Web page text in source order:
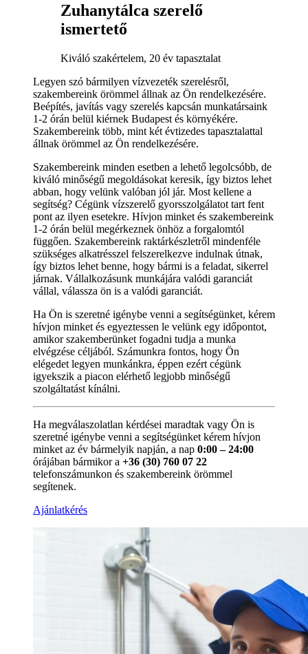
Zuhanytálca szerelő
ismertető
Kiváló szakértelem, 20 év tapasztalat
Legyen szó bármilyen vízvezeték szerelésről,
szakembereink örömmel állnak az Ön rendelkezésére.
Beépítés, javítás vagy szerelés kapcsán munkatársaink
1-2 órán belül kiérnek Budapest és környékére.
Szakembereink több, mint két évtizedes tapasztalattal
állnak örömmel az Ön rendelkezésére.
Szakembereink minden esetben a lehető legolcsóbb, de
kiváló minőségű megoldásokat keresik, így biztos lehet
abban, hogy velünk valóban jól jár. Most kellene a
segítség? Cégünk vízszerelő gyorsszolgálatot tart fent
pont az ilyen esetekre. Hívjon minket és szakembereink
1-2 órán belül megérkeznek önhöz a forgalomtól
függően. Szakembereink raktárkészletről mindenféle
szükséges alkatrésszel felszerelkezve indulnak útnak,
így biztos lehet benne, hogy bármi is a feladat, sikerrel
járnak. Vállalkozásunk munkájára valódi garanciát
vállal, válassza ön is a valódi garanciát.
Ha Ön is szeretné igénybe venni a segítségünket, kérem
hívjon minket és egyeztessen le velünk egy időpontot,
amikor szakemberünket fogadni tudja a munka
elvégzése céljából. Számunkra fontos, hogy Ön
elégedet legyen munkánkra, éppen ezért cégünk
igyekszik a piacon elérhető legjobb minőségű
szolgáltatást kínálni.
Ha megválaszolatlan kérdései maradtak vagy Ön is
szeretné igénybe venni a segítségünket kérem hívjon
minket az év bármelyik napján, a nap 0:00 – 24:00
órájában bármikor a +36 (30) 760 07 22
telefonszámunkon és szakembereink örömmel
segítenek.
Ajánlatkérés